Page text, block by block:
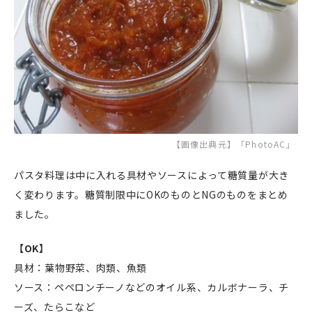
【画像出典元】「PhotoAC」
パスタ料理は中に入れる具材やソースによって糖質量が大き
く変わります。糖質制限中にOKのものとNGのものをまとめ
ました。
【OK】
具材：葉物野菜、肉類、魚類
ソース：ペペロンチーノなどのオイル系、カルボナーラ、チ
ーズ、たらこなど